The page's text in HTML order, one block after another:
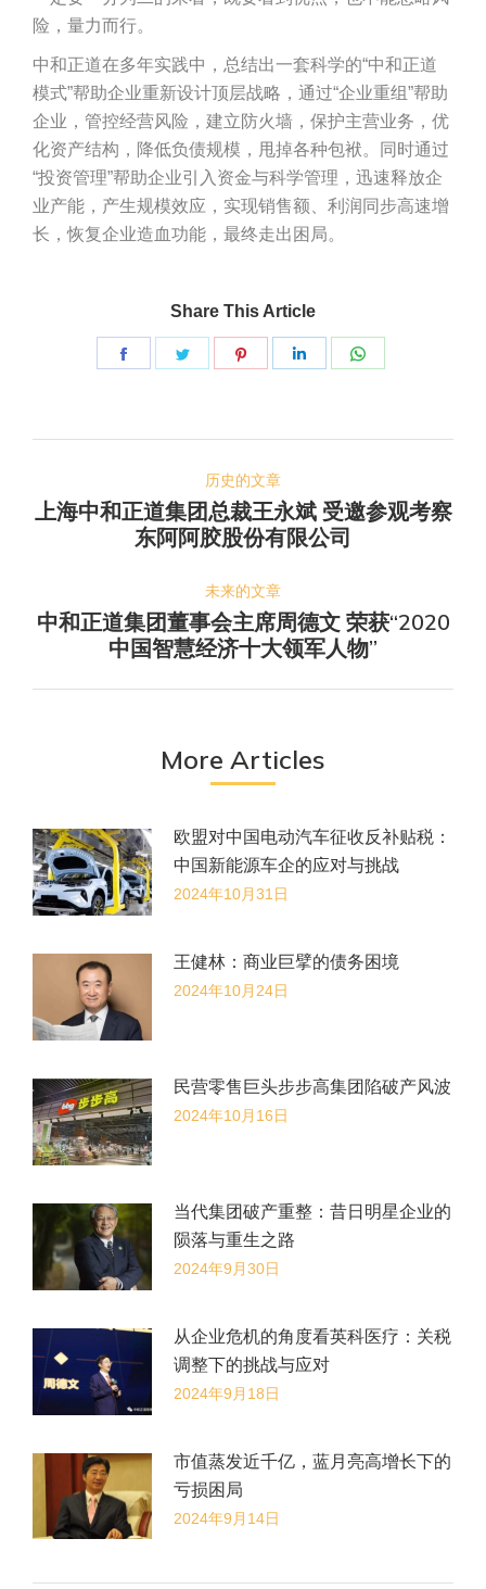
险，量力而行。
中和正道在多年实践中，总结出一套科学的“中和正道
模式”帮助企业重新设计顶层战略，通过“企业重组”帮助
企业，管控经营风险，建立防火墙，保护主营业务，优
化资产结构，降低负债规模，甩掉各种包袱。同时通过
“投资管理”帮助企业引入资金与科学管理，迅速释放企
业产能，产生规模效应，实现销售额、利润同步高速增
长，恢复企业造血功能，最终走出困局。
Share This Article
Share
Share
Share
Share
章
历史的文章
历
史
章：
上海中和正道集团总裁王永斌 受邀参观考察
东阿阿胶股份有限公司
未来的文章
未
来
的
中和正道集团董事会主席周德文 荣获“2020
中国智慧经济十大领军人物”
More Articles
欧盟对中国电动汽车征收反补贴税：
中国新能源车企的应对与挑战
2024年10月31日
王健林：商业巨擘的债务困境
2024年10月24日
民营零售巨头步步高集团陷破产风波
2024年10月16日
当代集团破产重整：昔日明星企业的
陨落与重生之路
2024年9月30日
从企业危机的角度看英科医疗：关税
调整下的挑战与应对
2024年9月18日
市值蒸发近千亿，蓝月亮高增长下的
亏损困局
2024年9月14日